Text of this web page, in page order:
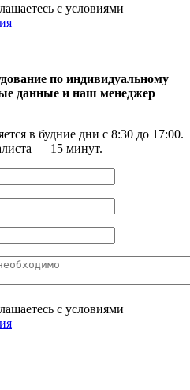
с условиями
по индивидуальному
данные и наш менеджер
в будние дни с 8:30 до 17:00.
— 15 минут.
с условиями